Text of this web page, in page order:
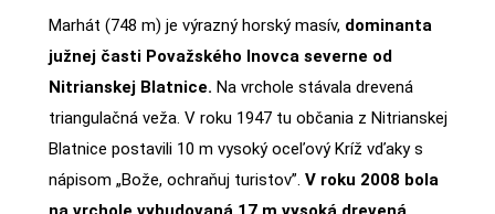
Marhát (748 m) je výrazný horský masív, dominanta
južnej časti Považského Inovca severne od
Nitrianskej Blatnice. Na vrchole stávala drevená
triangulačná veža. V roku 1947 tu občania z Nitrianskej
Blatnice postavili 10 m vysoký oceľový Kríž vďaky s
nápisom „Bože, ochraňuj turistov”. V roku 2008 bola